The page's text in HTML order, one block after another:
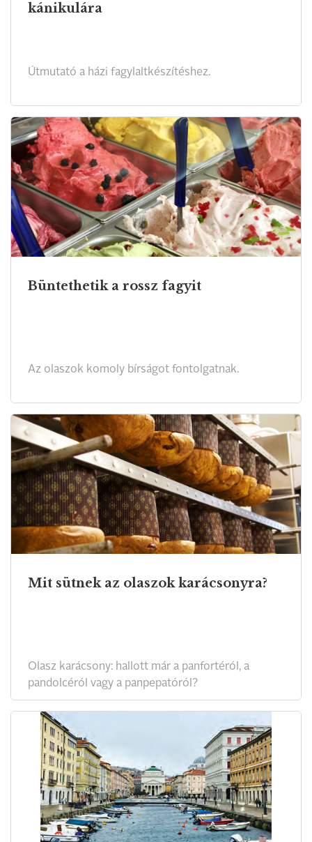
kánikulára
Útmutató a házi fagylaltkészítéshez.
Büntethetik a rossz fagyit
Az olaszok komoly bírságot fontolgatnak.
Mit sütnek az olaszok karácsonyra?
Olasz karácsony: hallott már a panfortéról, a
pandolcéról vagy a panpepatóról?